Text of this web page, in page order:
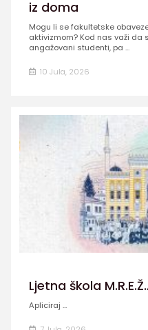
iz doma
Mogu li se fakultetske
aktivizmom? Kod nas važi da
angažovani studenti, pa ...
10 Jula, 2026
Ljetna škola
Apliciraj ...